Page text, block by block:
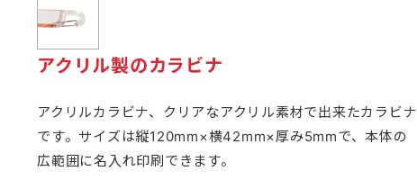
アクリル製のカラビナ
アクリルカラビナ、クリアなアクリル素材で出来たカラビナ
です。サイズは縦120mm×横42mm×厚み5mmで、本体の
広範囲に名入れ印刷できます。
オリジナル名入れ工具・メジ
キッチン・ランドリー
入浴剤・バスグッズ
トイレットペーパー
トラベルグッズ
レジャー用品
ハンディファン